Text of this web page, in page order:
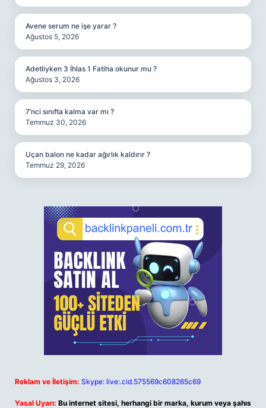
Avene serum ne işe yarar ?
Ağustos 5, 2026
Adetliyken 3 İhlas 1 Fatiha okunur mu ?
Ağustos 3, 2026
7’nci sınıfta kalma var mı ?
Temmuz 30, 2026
Uçan balon ne kadar ağırlık kaldırır ?
Temmuz 29, 2026
Reklam ve İletişim: Skype: live:.cid.575569c608265c69
Yasal Uyarı: Bu internet sitesi, herhangi bir marka, kurum veya şahıs